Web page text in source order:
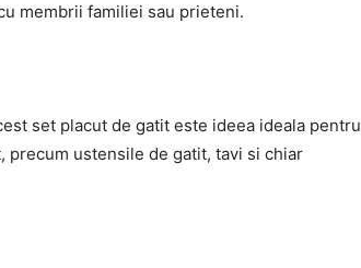
membrii familiei sau prieteni.
set placut de gatit este ideea ideala pentru
precum ustensile de gatit, tavi si chiar